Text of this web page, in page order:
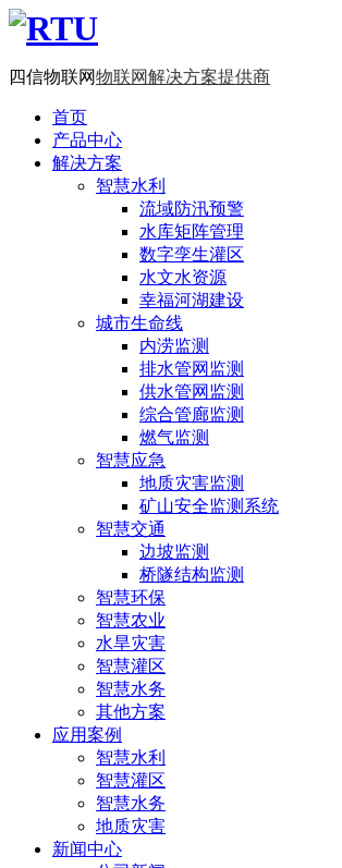
四信物联网物联网解决方案提供商
首页
产品中心
解决方案
智慧水利
流域防汛预警
水库矩阵管理
数字孪生灌区
水文水资源
幸福河湖建设
城市生命线
内涝监测
排水管网监测
供水管网监测
综合管廊监测
燃气监测
智慧应急
地质灾害监测
矿山安全监测系统
智慧交通
边坡监测
桥隧结构监测
智慧环保
智慧农业
水旱灾害
智慧灌区
智慧水务
其他方案
应用案例
智慧水利
智慧灌区
智慧水务
地质灾害
新闻中心